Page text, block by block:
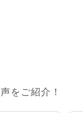
をご紹介！